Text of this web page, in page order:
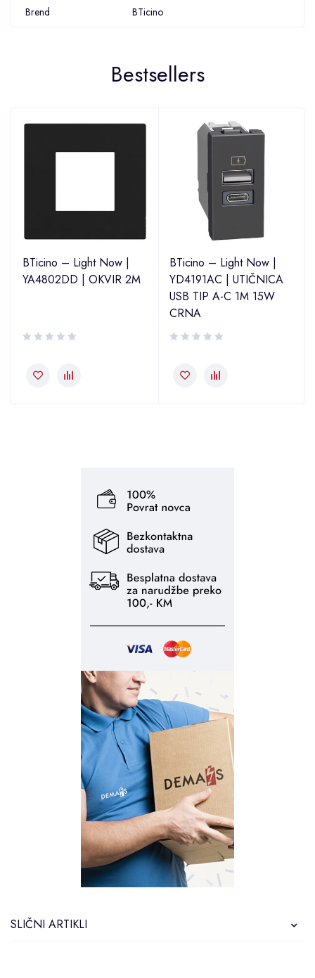
Brend BTicino
Bestsellers
BTicino – Light Now |
YA4802DD | OKVIR 2M
BTicino – Light Now |
YD4191AC | UTIČNICA
USB TIP A-C 1M 15W
CRNA
SLIČNI ARTIKLI